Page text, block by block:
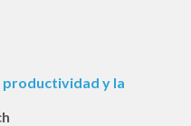
productividad y la